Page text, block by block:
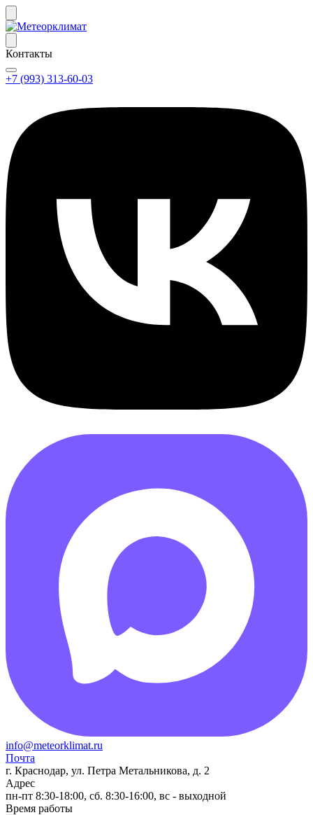
Контакты
+7 (993) 313-60-03
info@meteorklimat.ru
Почта
г. Краснодар, ул. Петра Метальникова, д. 2
Адрес
пн-пт 8:30-18:00, сб. 8:30-16:00, вс - выходной
Время работы